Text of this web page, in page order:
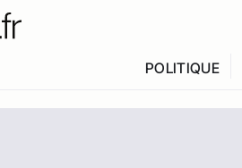
POLITIQUE